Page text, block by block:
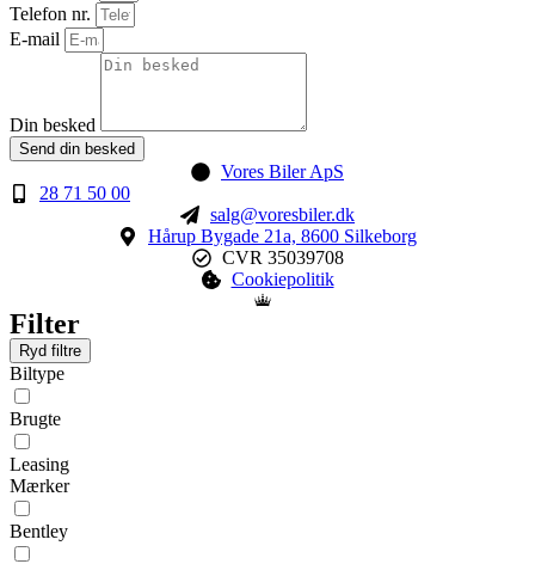
Telefon nr.
E-mail
Din besked
Send din besked
Vores Biler ApS
28 71 50 00
salg@voresbiler.dk
Hårup Bygade 21a, 8600 Silkeborg
CVR 35039708
Cookiepolitik
Filter
Ryd filtre
Biltype
Brugte
Leasing
Mærker
Bentley